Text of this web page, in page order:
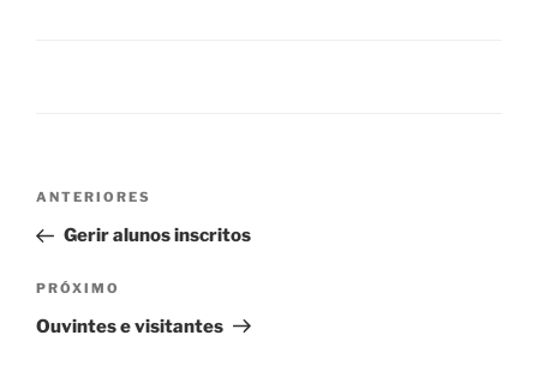
Navegação
Post
Post
anterior
ANTERIORES
Gerir alunos inscritos
Próximo
post
PRÓXIMO
Ouvintes e visitantes